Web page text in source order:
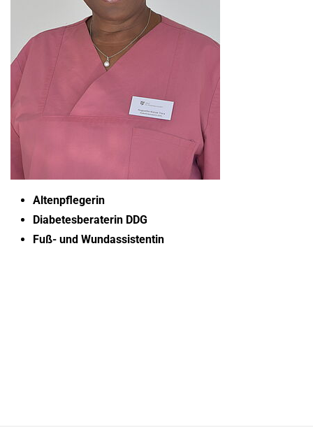
Altenpflegerin
Diabetesberaterin DDG
Fuß- und Wundassistentin